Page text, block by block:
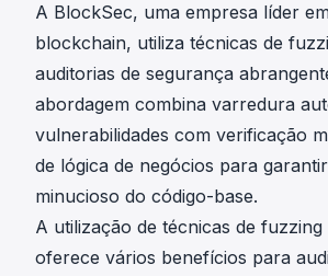
A BlockSec, uma empresa líder
blockchain, utiliza técnicas de
auditorias de segurança
abordagem combina varredura
vulnerabilidades com verificação
de lógica de negócios para
minucioso do código-base.
A utilização de técnicas de
oferece vários benefícios para